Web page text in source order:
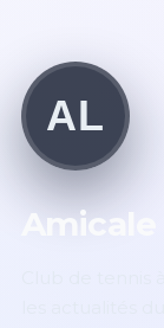
AL
Amicale